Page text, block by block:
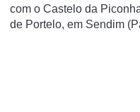
com o Castelo da
de Portelo, em Sendim